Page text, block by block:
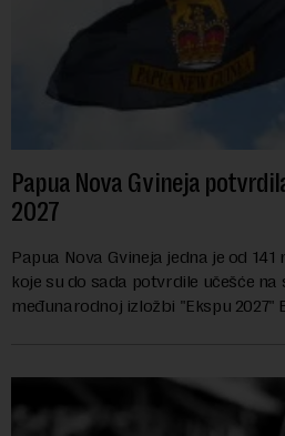
Papua Nova Gvineja
2027
Papua Nova Gvineja jedna je od
koje su do sada potvrdile učešće na
međunarodnoj izložbi "Ekspu 2027"